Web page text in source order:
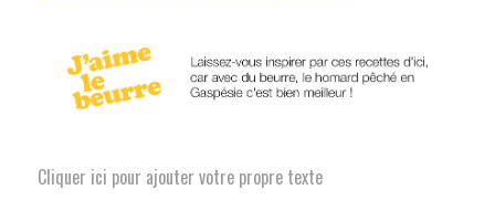
Cliquer ici pour ajouter votre propre texte